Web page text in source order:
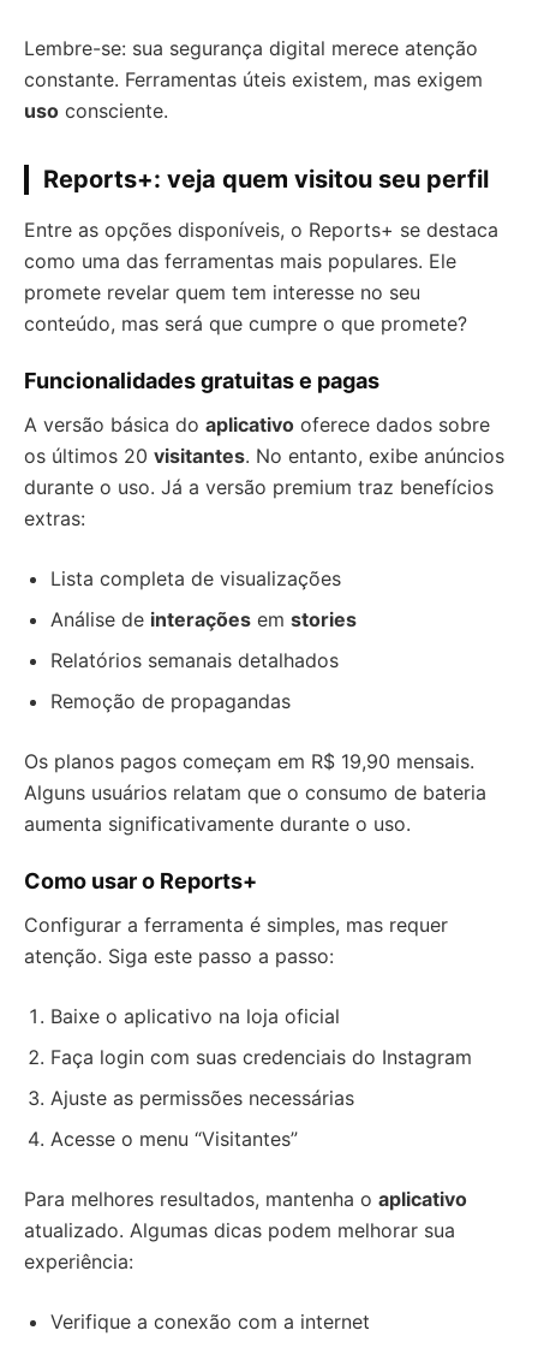
Lembre-se: sua segurança digital merece atenção
constante. Ferramentas úteis existem, mas exigem
uso consciente.
Reports+: veja quem visitou seu perfil
Entre as opções disponíveis, o Reports+ se destaca
como uma das ferramentas mais populares. Ele
promete revelar quem tem interesse no seu
conteúdo, mas será que cumpre o que promete?
Funcionalidades gratuitas e pagas
A versão básica do aplicativo oferece dados sobre
os últimos 20 visitantes. No entanto, exibe anúncios
durante o uso. Já a versão premium traz benefícios
extras:
Lista completa de visualizações
Análise de interações em stories
Relatórios semanais detalhados
Remoção de propagandas
Os planos pagos começam em R$ 19,90 mensais.
Alguns usuários relatam que o consumo de bateria
aumenta significativamente durante o uso.
Como usar o Reports+
Configurar a ferramenta é simples, mas requer
atenção. Siga este passo a passo:
Baixe o aplicativo na loja oficial
Faça login com suas credenciais do Instagram
Ajuste as permissões necessárias
Acesse o menu “Visitantes”
Para melhores resultados, mantenha o aplicativo
atualizado. Algumas dicas podem melhorar sua
experiência:
Verifique a conexão com a internet